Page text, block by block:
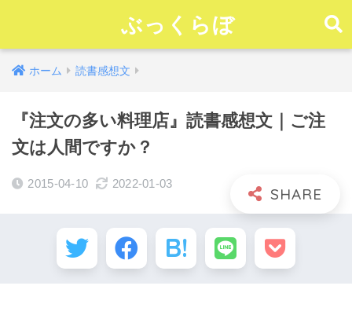
ぶっくらぼ
ホーム 読書感想文
『注文の多い料理店』読書感想文｜ご注
文は人間ですか？
2015-04-10 2022-01-03